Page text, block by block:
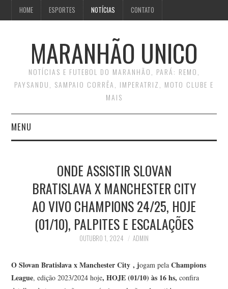
HOME ESPORTES NOTÍCIAS CONTATO
MARANHÃO UNICO
NOTÍCIAS E FUTEBOL DO MARANHÃO, PARÁ: REMO,
PAYSANDU, SAMPAIO CORRÊA, IMPERATRIZ, MOTO CLUBE E
MAIS
MENU
ONDE ASSISTIR SLOVAN
BRATISLAVA X MANCHESTER CITY
AO VIVO CHAMPIONS 24/25, HOJE
(01/10), PALPITES E ESCALAÇÕES
OUTUBRO 1, 2024 ADMIN
O Slovan Bratislava x Manchester City , jogam pelaChampions
League, edição 2023/2024 hoje, HOJE (01/10) às 16 hs, confira